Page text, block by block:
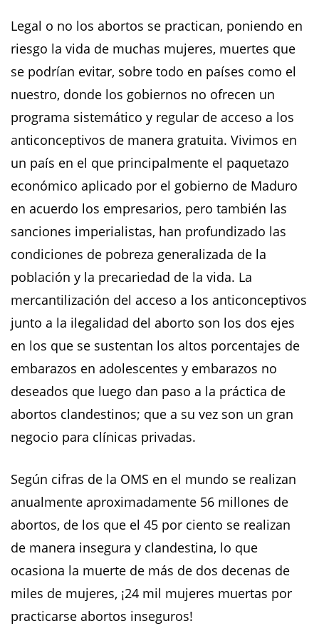
Legal o no los abortos se practican, poniendo en
riesgo la vida de muchas mujeres, muertes que
se podrían evitar, sobre todo en países como el
nuestro, donde los gobiernos no ofrecen un
programa sistemático y regular de acceso a los
anticonceptivos de manera gratuita. Vivimos en
un país en el que principalmente el paquetazo
económico aplicado por el gobierno de Maduro
en acuerdo los empresarios, pero también las
sanciones imperialistas, han profundizado las
condiciones de pobreza generalizada de la
población y la precariedad de la vida. La
mercantilización del acceso a los anticonceptivos
junto a la ilegalidad del aborto son los dos ejes
en los que se sustentan los altos porcentajes de
embarazos en adolescentes y embarazos no
deseados que luego dan paso a la práctica de
abortos clandestinos; que a su vez son un gran
negocio para clínicas privadas.
Según cifras de la OMS en el mundo se realizan
anualmente aproximadamente 56 millones de
abortos, de los que el 45 por ciento se realizan
de manera insegura y clandestina, lo que
ocasiona la muerte de más de dos decenas de
miles de mujeres, ¡24 mil mujeres muertas por
practicarse abortos inseguros!